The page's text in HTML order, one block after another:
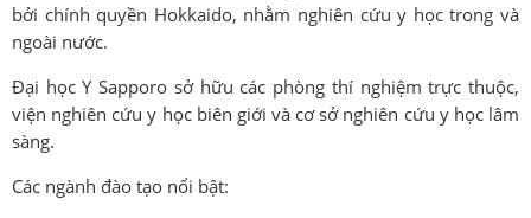
bởi chính quyền Hokkaido, nhằm nghiên cứu y học trong và
ngoài nước.
Đại học Y Sapporo sở hữu các phòng thí nghiệm trực thuộc,
viện nghiên cứu y học biên giới và cơ sở nghiên cứu y học lâm
sàng.
Các ngành đào tạo nổi bật: